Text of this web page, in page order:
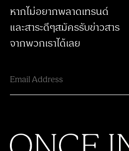
หากไม่อยากพลาดเทรนด์
และสาระดีๆสมัครรับข่าวสาร
จากพวกเราได้เลย